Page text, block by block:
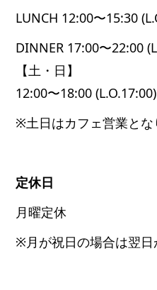
LUNCH 12:00〜15:30
DINNER 17:00〜22:00
【土・日】
12:00〜18:00 (L.O.17:00)
※土日はカフェ営業とな
定休日
月曜定休
※月が祝日の場合は翌日